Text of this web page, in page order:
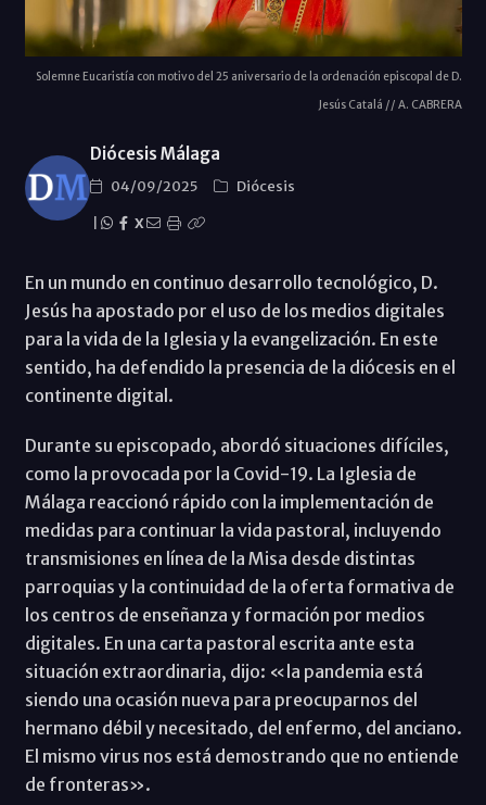
Solemne Eucaristía con motivo del 25 aniversario de la ordenación episcopal de D.
Jesús Catalá // A. CABRERA
Diócesis Málaga
04/09/2025
Diócesis
X
En un mundo en continuo desarrollo tecnológico, D.
Jesús ha apostado por el uso de los medios digitales
para la vida de la Iglesia y la evangelización. En este
sentido, ha defendido la presencia de la diócesis en el
continente digital.
Durante su episcopado, abordó situaciones difíciles,
como la provocada por la Covid-19. La Iglesia de
Málaga reaccionó rápido con la implementación de
medidas para continuar la vida pastoral, incluyendo
transmisiones en línea de la Misa desde distintas
parroquias y la continuidad de la oferta formativa de
los centros de enseñanza y formación por medios
digitales. En una carta pastoral escrita ante esta
situación extraordinaria, dijo: «la pandemia está
siendo una ocasión nueva para preocuparnos del
hermano débil y necesitado, del enfermo, del anciano.
El mismo virus nos está demostrando que no entiende
de fronteras».